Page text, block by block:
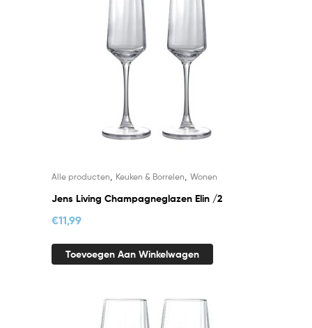
Alle producten Keuken & Borrelen Wonen
Jens Living Champagneglazen Elin /2
€11,99
Toevoegen Aan Winkelwagen